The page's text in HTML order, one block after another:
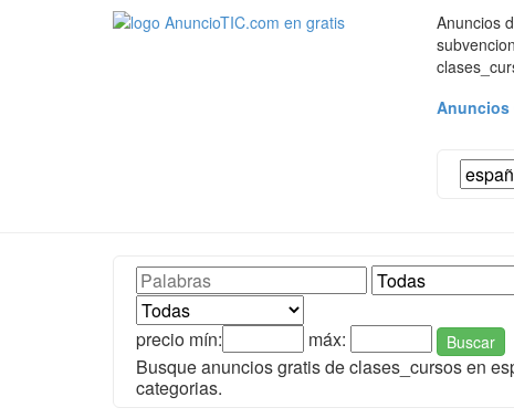
Anuncios
Anuncios
precio mín: máx: Buscar
Busque anuncios gratis de clases_cursos en
categorias.